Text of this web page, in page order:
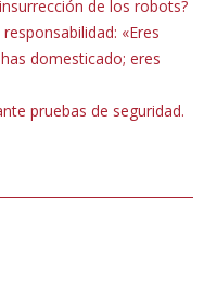
de los robots?
«Eres
domesticado; eres
pruebas de seguridad.